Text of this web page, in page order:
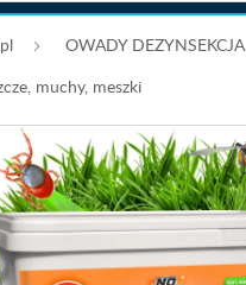
OWADY DEZYNSEKCJA
muchy, meszki